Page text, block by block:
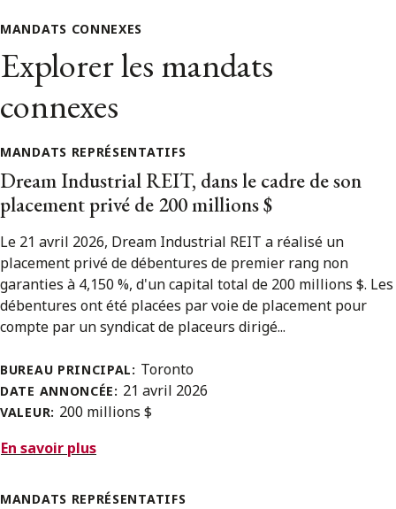
MANDATS CONNEXES
Explorer les mandats
connexes
MANDATS REPRÉSENTATIFS
Dream Industrial REIT, dans le cadre de son
placement privé de 200 millions $
Le 21 avril 2026, Dream Industrial REIT a réalisé un
placement privé de débentures de premier rang non
garanties à 4,150 %, d'un capital total de 200 millions $. Les
débentures ont été placées par voie de placement pour
compte par un syndicat de placeurs dirigé...
BUREAU PRINCIPAL: Toronto
DATE ANNONCÉE: 21 avril 2026
VALEUR: 200 millions $
En savoir plus
MANDATS REPRÉSENTATIFS